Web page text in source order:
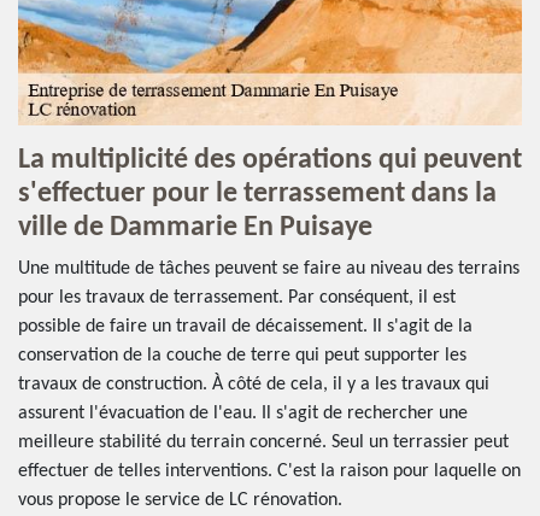
La multiplicité des opérations qui peuvent
s'effectuer pour le terrassement dans la
ville de Dammarie En Puisaye
Une multitude de tâches peuvent se faire au niveau des terrains
pour les travaux de terrassement. Par conséquent, il est
possible de faire un travail de décaissement. Il s'agit de la
conservation de la couche de terre qui peut supporter les
travaux de construction. À côté de cela, il y a les travaux qui
assurent l'évacuation de l'eau. Il s'agit de rechercher une
meilleure stabilité du terrain concerné. Seul un terrassier peut
effectuer de telles interventions. C'est la raison pour laquelle on
vous propose le service de LC rénovation.